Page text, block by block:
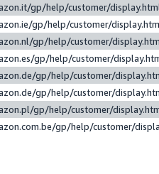
gp/help/customer/
gp/help/customer/
gp/help/customer/
gp/help/customer/
gp/help/customer/
gp/help/customer/
gp/help/customer/
gp/help/customer/